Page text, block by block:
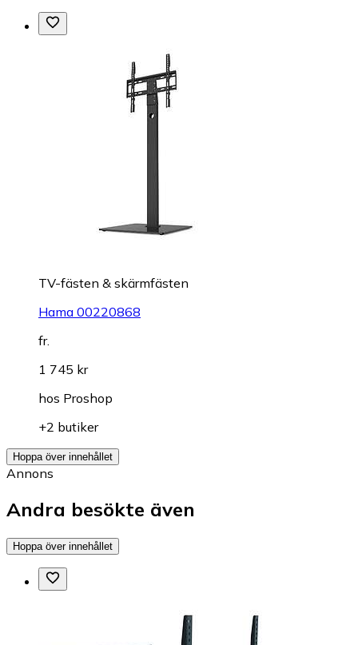
TV-fästen & skärmfästen
Hama 00220868
fr.
1 745 kr
hos Proshop
+2 butiker
Hoppa över innehållet
Annons
Andra besökte även
Hoppa över innehållet